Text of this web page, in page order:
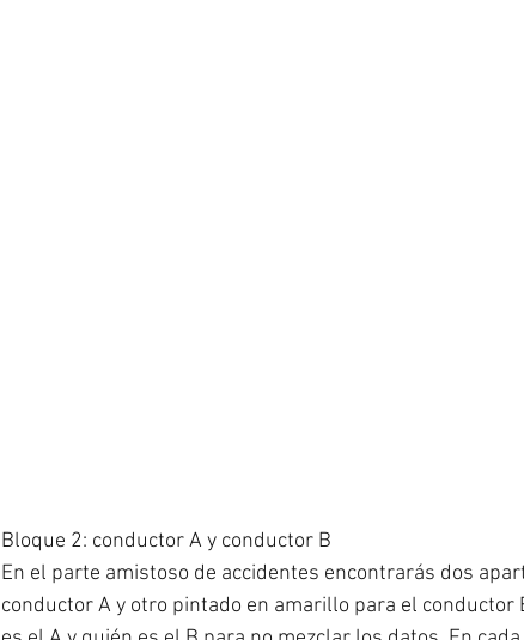
Bloque 2: conductor A y conductor B
En el parte amistoso de accidentes encontrarás dos
conductor A y otro pintado en amarillo para el